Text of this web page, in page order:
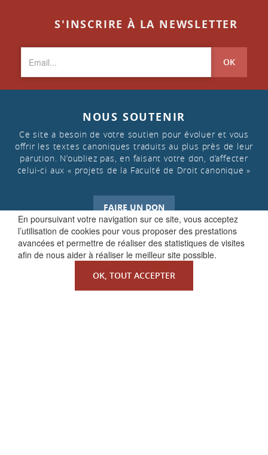
En poursuivant votre navigation sur ce site, vous acceptez
l’utilisation de cookies pour vous proposer des prestations
avancées et permettre de réaliser des statistiques de visites
afin de nous aider à réaliser le meilleur site possible.
OK, TOUT ACCEPTER
S'INSCRIRE À LA NEWSLETTER
OK
NOUS SOUTENIR
Ce site a besoin de votre soutien pour évoluer et vous
offrir les textes canoniques traduits au plus près de leur
parution. N’oubliez pas, en faisant votre don, d’affecter
celui-ci aux « projets de la Faculté de Droit canonique »
FAIRE UN DON